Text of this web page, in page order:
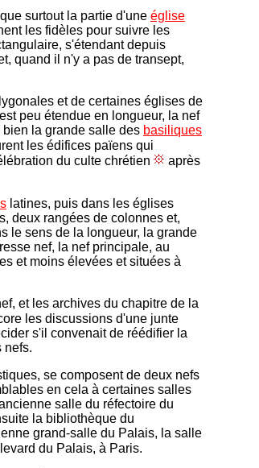
surtout la partie d'une église
les fidèles pour suivre les
s'étendant depuis
quand il n'y a pas de transept,
et de certaines églises de
peu étendue en longueur, la nef
la grande salle des basiliques
les édifices païens qui
du culte chrétien
après
latines, puis dans les églises
deux rangées de colonnes et,
le sens de la longueur, la grande
nef, la nef principale, au
et moins élevées et situées à
et les archives du chapitre de la
les discussions d'une junte
s'il convenait de réédifier la
nefs.
se composent de deux nefs
en cela à certaines salles
salle du réfectoire du
la bibliothèque du
grand-salle du Palais, la salle
du Palais, à Paris.